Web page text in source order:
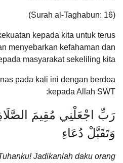
(Surah al-Taghabun: 16)
kepada kita untuk terus
menyebarkan kefahaman dan
masyarakat sekeliling kita.
pada kali ini dengan berdoa
kepada Allah SWT:
رَبِّ اجْعَلْنِي مُقِيمَ
وَتَقَبَّلْ دُعَاءِ
Jadikanlah daku orang